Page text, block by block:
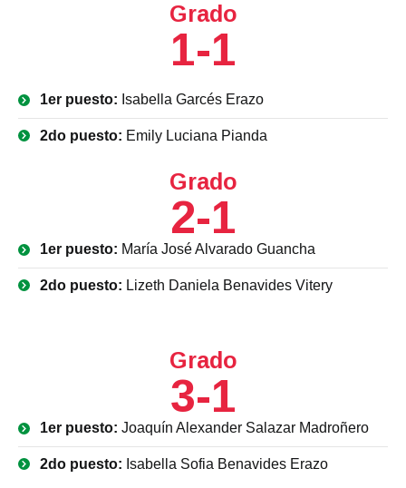
Grado
1-1
1er puesto: Isabella Garcés Erazo
2do puesto: Emily Luciana Pianda
Grado
2-1
1er puesto: María José Alvarado Guancha
2do puesto: Lizeth Daniela Benavides Vitery
Grado
3-1
1er puesto: Joaquín Alexander Salazar Madroñero
2do puesto: Isabella Sofia Benavides Erazo